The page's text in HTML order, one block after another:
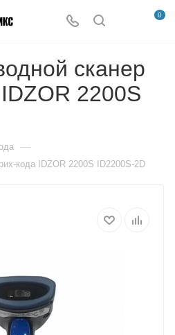
0
сканер
2200S
—
кода IDZOR 2200S ID2200S-2D